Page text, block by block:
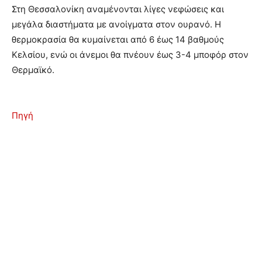
Στη Θεσσαλονίκη αναμένονται λίγες νεφώσεις και
μεγάλα διαστήματα με ανοίγματα στον ουρανό. Η
θερμοκρασία θα κυμαίνεται από 6 έως 14 βαθμούς
Κελσίου, ενώ οι άνεμοι θα πνέουν έως 3-4 μποφόρ στον
Θερμαϊκό.
Πηγή